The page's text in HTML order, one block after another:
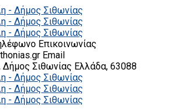
Επικοινωνίας
Email
Δήμος Σιθωνίας Ελλάδα, 63088